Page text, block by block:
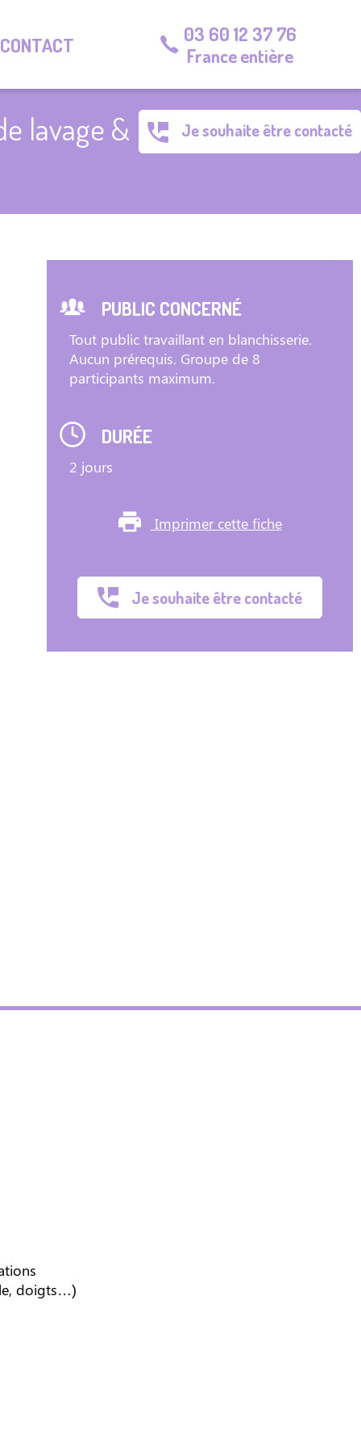
CONTACT 03 60 12 37 76
France entière
lavage & Je souhaite être contacté
PUBLIC CONCERNÉ
Tout public travaillant en blanchisserie.
Aucun prérequis. Groupe de 8
participants maximum.
DURÉE
2 jours
Imprimer cette fiche
Je souhaite être contacté
doigts…)